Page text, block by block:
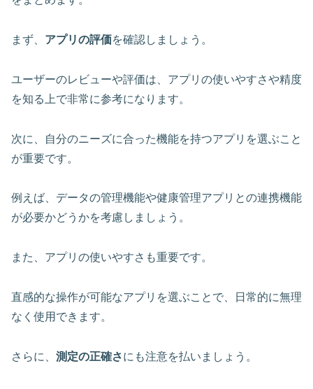
まず、 アプリの評価を確認しましょう。
ユーザーのレビューや評価は、アプリの使いやすさや精度
を知る上で非常に参考になります。
次に、自分のニーズに合った機能を持つアプリを選ぶこと
が重要です。
例えば、 データの管理機能や健康管理アプリとの連携機能
が必要かどうかを考慮しましょう。
また、アプリの使いやすさも重要です。
直感的な操作が可能なアプリを選ぶことで、日常的に無理
なく使用できます。
さらに、 測定の正確さにも注意を払いましょう。